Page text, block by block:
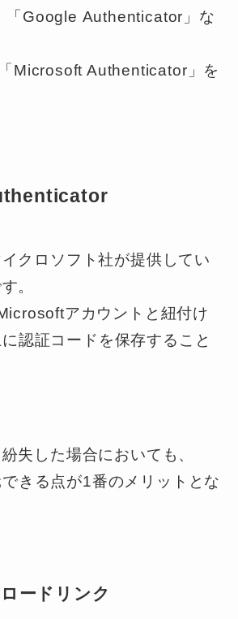
「Google Authenticator」な
Microsoft Authenticator」を
クロソフト社が提供してい
。
アカウントと紐付け
認証コードを保存すること
失した場合においても、
きる点が1番のメリットとな
ードリンク